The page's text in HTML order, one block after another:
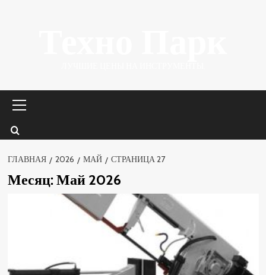
меню
ГЛАВНАЯ 2026 МАЙ СТРАНИЦА 27
Месяц: Май 2026